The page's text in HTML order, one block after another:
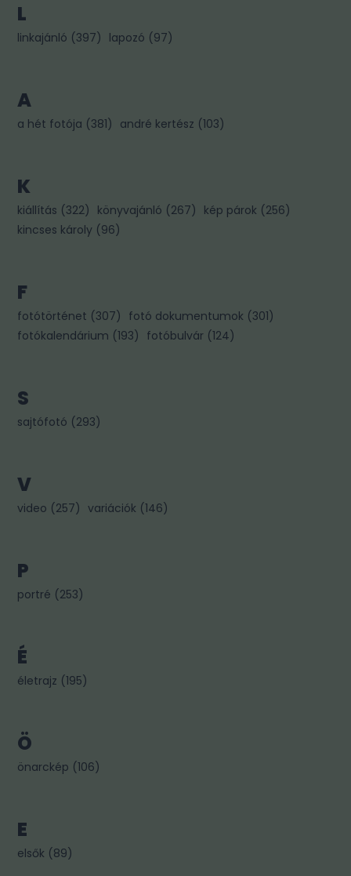
L
linkajánló (397) lapozó (97)
A
a hét fotója (381) andré kertész (103)
K
kiállítás (322) könyvajánló (267) kép párok (256)
kincses károly (96)
F
fotótörténet (307) fotó dokumentumok (301)
fotókalendárium (193) fotóbulvár (124)
S
sajtófotó (293)
V
video (257) variációk (146)
P
portré (253)
É
életrajz (195)
Ö
önarckép (106)
E
elsők (89)